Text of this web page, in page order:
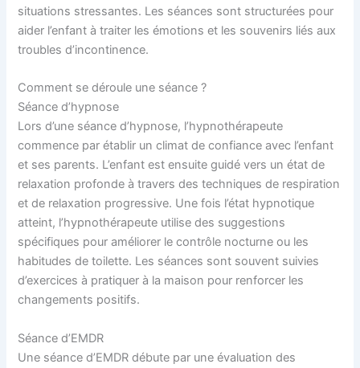
situations stressantes. Les séances sont structurées pour
aider l’enfant à traiter les émotions et les souvenirs liés aux
troubles d’incontinence.
Comment se déroule une séance ?
Séance d’hypnose
Lors d’une séance d’hypnose, l’hypnothérapeute
commence par établir un climat de confiance avec l’enfant
et ses parents. L’enfant est ensuite guidé vers un état de
relaxation profonde à travers des techniques de respiration
et de relaxation progressive. Une fois l’état hypnotique
atteint, l’hypnothérapeute utilise des suggestions
spécifiques pour améliorer le contrôle nocturne ou les
habitudes de toilette. Les séances sont souvent suivies
d’exercices à pratiquer à la maison pour renforcer les
changements positifs.
Séance d’EMDR
Une séance d’EMDR débute par une évaluation des